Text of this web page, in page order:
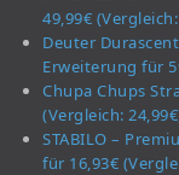
49,99€
Deuter
Erweiterung für
Chupa Chups
(Vergleich:
STABILO –
für 16,93€